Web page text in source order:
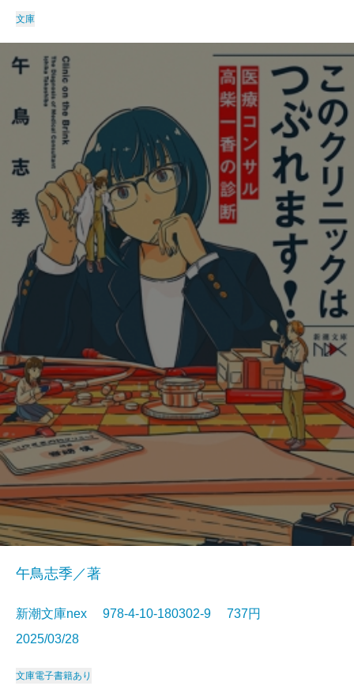
文庫
午鳥志季／著
新潮文庫nex 978-4-10-180302-9 737円
2025/03/28
文庫電子書籍あり